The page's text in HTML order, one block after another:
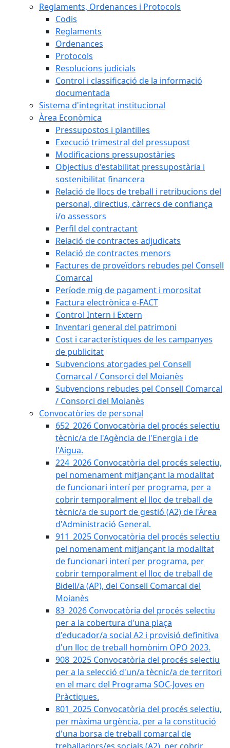
Reglaments, Ordenances i Protocols
Codis
Reglaments
Ordenances
Protocols
Resolucions judicials
Control i classificació de la informació
documentada
Sistema d'integritat institucional
Àrea Econòmica
Pressupostos i plantilles
Execució trimestral del pressupost
Modificacions pressupostàries
Objectius d'estabilitat pressupostària i
sostenibilitat financera
Relació de llocs de treball i retribucions del
personal, directius, càrrecs de confiança
i/o assessors
Perfil del contractant
Relació de contractes adjudicats
Relació de contractes menors
Factures de proveïdors rebudes pel Consell
Comarcal
Període mig de pagament i morositat
Factura electrònica e-FACT
Control Intern i Extern
Inventari general del patrimoni
Cost i característiques de les campanyes
de publicitat
Subvencions atorgades pel Consell
Comarcal / Consorci del Moianès
Subvencions rebudes pel Consell Comarcal
/ Consorci del Moianès
Convocatòries de personal
652_2026 Convocatòria del procés selectiu
tècnic/a de l'Agència de l'Energia i de
l'Aigua.
224_2026 Convocatòria del procés selectiu,
pel nomenament mitjançant la modalitat
de funcionari interí per programa, per a
cobrir temporalment el lloc de treball de
tècnic/a de suport de gestió (A2) de l'Àrea
d'Administració General.
911_2025 Convocatòria del procés selectiu
pel nomenament mitjançant la modalitat
de funcionari interí per programa, per
cobrir temporalment el lloc de treball de
Bidell/a (AP), del Consell Comarcal del
Moianès
83_2026 Convocatòria del procés selectiu
per a la cobertura d'una plaça
d'educador/a social A2 i provisió definitiva
d'un lloc de treball homònim OPO 2023.
908_2025 Convocatòria del procés selectiu
per a la selecció d'un/a tècnic/a de territori
en el marc del Programa SOC-Joves en
Pràctiques.
801_2025 Convocatòria del procés selectiu,
per màxima urgència, per a la constitució
d'una borsa de treball comarcal de